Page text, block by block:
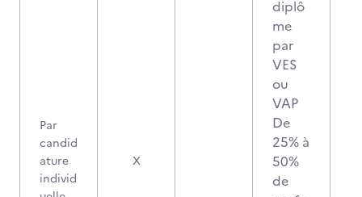
Par
candid
ature
individ
X
diplô
me
par
VES
ou
VAP
De
25% à
50%
de